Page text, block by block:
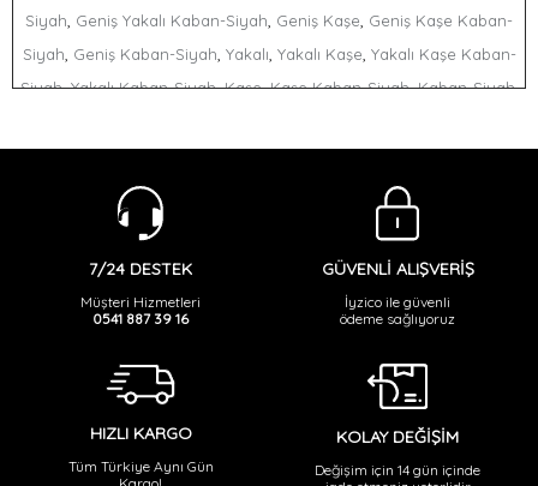
Siyah, Geniş Yakalı Kaban-Siyah, Geniş Kaşe, Geniş Kaşe Kaban-
Siyah, Geniş Kaban-Siyah, Yakalı, Yakalı Kaşe, Yakalı Kaşe Kaban-
Siyah, Yakalı Kaban-Siyah, Kaşe, Kaşe Kaban-Siyah, Kaban-Siyah,
Geniş Yakalı Kaşe Kaban-Siyah, Vole Geniş Yakalı Kaban-Siyah,
Vole Geniş Kaşe, Vole Geniş Kaşe Kaban-Siyah
Vole Geniş Kaban-
Vole Yakalı , Vole Yakalı Kaşe Vole Yakalı Kaşe Kaban-Siyah
Vole Kaşe Kaban-Siyah
7/24 DESTEK
Müşteri Hizmetleri
0541 887 39 16
GÜVENLİ ALIŞVERİŞ
İyzico ile güvenli
ödeme sağlıyoruz
HIZLI KARGO
Tüm Türkiye Aynı Gün
KOLAY DEĞİŞİM
Değişim için 14 gün içinde